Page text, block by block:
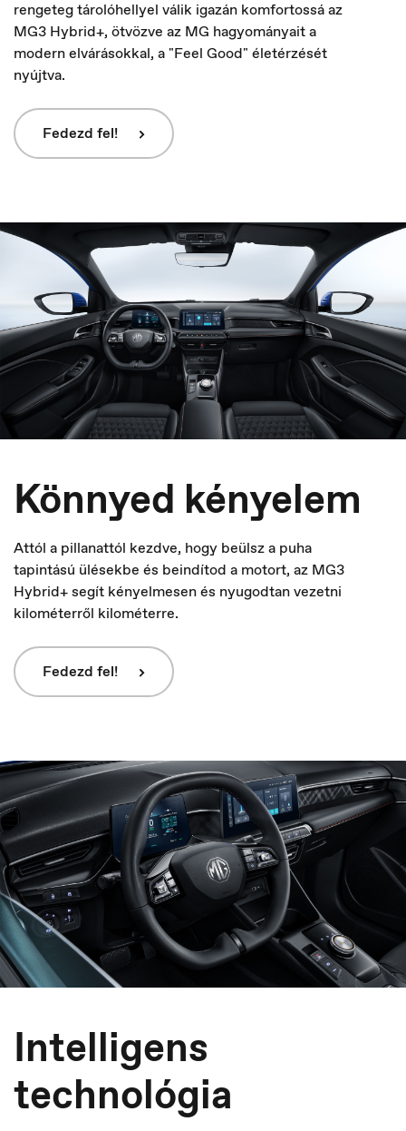
Europe
English
Français
rengeteg tárolóhellyel válik igazán komfortossá az
MG3 Hybrid+, ötvözve az MG hagyományait a
modern elvárásokkal, a "Feel Good" életérzését
nyújtva.
Fedezd fel!
Könnyed kényelem
Attól a pillanattól kezdve, hogy beülsz a puha
tapintású ülésekbe és beindítod a motort, az MG3
Hybrid+ segít kényelmesen és nyugodtan vezetni
kilométerről kilométerre.
Fedezd fel!
Intelligens
technológia